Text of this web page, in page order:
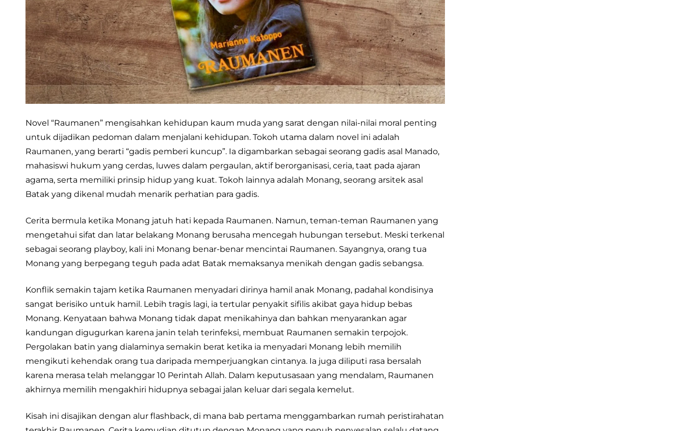
Novel “Raumanen” mengisahkan kehidupan kaum muda yang sarat dengan nilai-nilai moral penting
untuk dijadikan pedoman dalam menjalani kehidupan. Tokoh utama dalam novel ini adalah
Raumanen, yang berarti “gadis pemberi kuncup”. Ia digambarkan sebagai seorang gadis asal Manado,
mahasiswi hukum yang cerdas, luwes dalam pergaulan, aktif berorganisasi, ceria, taat pada ajaran
agama, serta memiliki prinsip hidup yang kuat. Tokoh lainnya adalah Monang, seorang arsitek asal
Batak yang dikenal mudah menarik perhatian para gadis.
Cerita bermula ketika Monang jatuh hati kepada Raumanen. Namun, teman-teman Raumanen yang
mengetahui sifat dan latar belakang Monang berusaha mencegah hubungan tersebut. Meski terkenal
sebagai seorang playboy, kali ini Monang benar-benar mencintai Raumanen. Sayangnya, orang tua
Monang yang berpegang teguh pada adat Batak memaksanya menikah dengan gadis sebangsa.
Konflik semakin tajam ketika Raumanen menyadari dirinya hamil anak Monang, padahal kondisinya
sangat berisiko untuk hamil. Lebih tragis lagi, ia tertular penyakit sifilis akibat gaya hidup bebas
Monang. Kenyataan bahwa Monang tidak dapat menikahinya dan bahkan menyarankan agar
kandungan digugurkan karena janin telah terinfeksi, membuat Raumanen semakin terpojok.
Pergolakan batin yang dialaminya semakin berat ketika ia menyadari Monang lebih memilih
mengikuti kehendak orang tua daripada memperjuangkan cintanya. Ia juga diliputi rasa bersalah
karena merasa telah melanggar 10 Perintah Allah. Dalam keputusasaan yang mendalam, Raumanen
akhirnya memilih mengakhiri hidupnya sebagai jalan keluar dari segala kemelut.
Kisah ini disajikan dengan alur flashback, di mana bab pertama menggambarkan rumah peristirahatan